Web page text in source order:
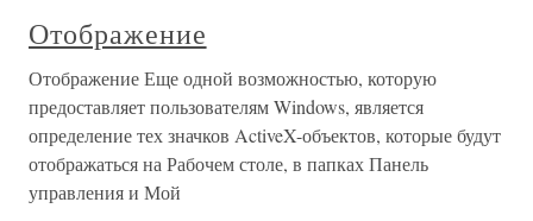
Отображение
Отображение Еще одной возможностью, которую
предоставляет пользователям Windows, является
определение тех значков ActiveX-объектов, которые будут
отображаться на Рабочем столе, в папках Панель
управления и Мой